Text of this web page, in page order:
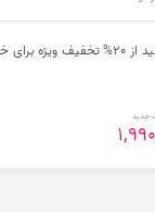
با کلیک بر روی "خرید کنید" می
جدید